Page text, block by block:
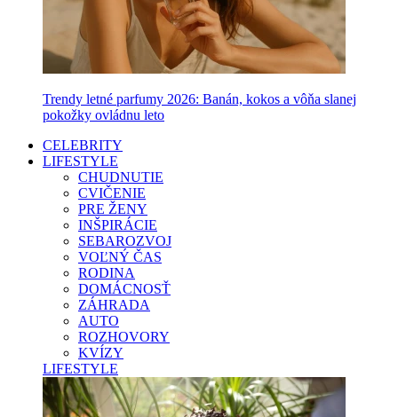
Trendy letné parfumy 2026: Banán, kokos a vôňa slanej
pokožky ovládnu leto
CELEBRITY
LIFESTYLE
CHUDNUTIE
CVIČENIE
PRE ŽENY
INŠPIRÁCIE
SEBAROZVOJ
VOĽNÝ ČAS
RODINA
DOMÁCNOSŤ
ZÁHRADA
AUTO
ROZHOVORY
KVÍZY
LIFESTYLE